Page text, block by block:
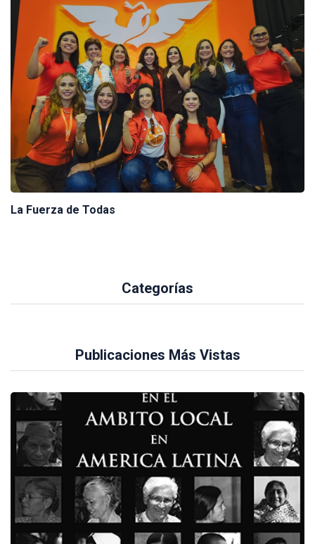
La Fuerza de Todas
Categorías
Publicaciones Más Vistas